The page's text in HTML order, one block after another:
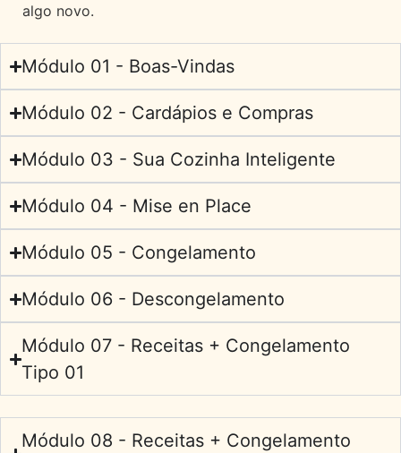
algo novo.
Módulo 01 - Boas-Vindas
Módulo 02 - Cardápios e Compras
Módulo 03 - Sua Cozinha Inteligente
Módulo 04 - Mise en Place
Módulo 05 - Congelamento
Módulo 06 - Descongelamento
Módulo 07 - Receitas + Congelamento
Tipo 01
Módulo 08 - Receitas + Congelamento